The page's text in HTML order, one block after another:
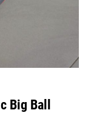
Big Ball